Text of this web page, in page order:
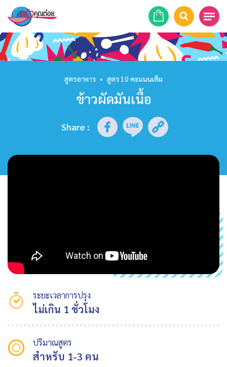
หน้าแรก
รายการย้อนหลัง
สูตรอาหาร • สูตร 10 คะแนนเต็ม
ข้าวผัดมันเนื้อ
Share :
ระยะเวลาการปรุง
ไม่เกิน 1 ชั่วโมง
ปริมาณสูตร
สำหรับ 1-3 คน